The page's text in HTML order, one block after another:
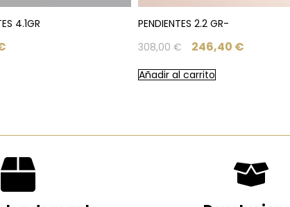
4.1GR
PENDIENTES 2.2 GR-
308,00 € 246,40 €
Añadir al carrito